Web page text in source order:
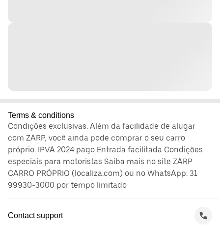
Terms & conditions
Condições exclusivas. Além da facilidade de alugar
com ZARP, você ainda pode comprar o seu carro
próprio. IPVA 2024 pago Entrada facilitada Condições
especiais para motoristas Saiba mais no site ZARP
CARRO PRÓPRIO (localiza.com) ou no WhatsApp: 31
99930-3000 por tempo limitado
Contact support